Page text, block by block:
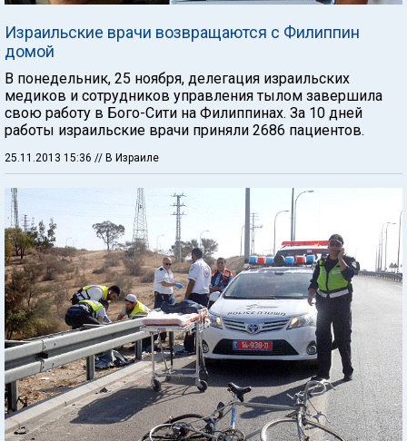
Израильские врачи возвращаются с Филиппин
домой
В понедельник, 25 ноября, делегация израильских
медиков и сотрудников управления тылом завершила
свою работу в Бого-Сити на Филиппинах. За 10 дней
работы израильские врачи приняли 2686 пациентов.
25.11.2013 15:36 // В Израиле